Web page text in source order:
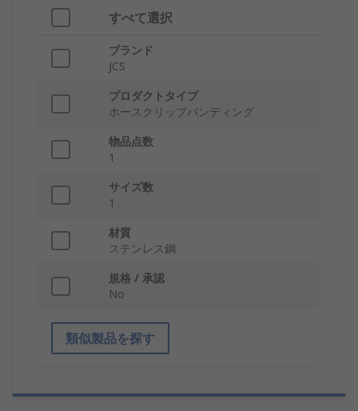
すべて選択
ブランド
JCS
プロダクトタイプ
ホースクリップバンディング
物品点数
1
サイズ数
1
材質
ステンレス鋼
規格 / 承認
No
類似製品を探す